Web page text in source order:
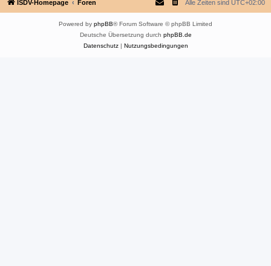
ISDV-Homepage Foren Alle Zeiten sind UTC+02:00
Powered by phpBB® Forum Software © phpBB Limited
Deutsche Übersetzung durch phpBB.de
Datenschutz| Nutzungsbedingungen